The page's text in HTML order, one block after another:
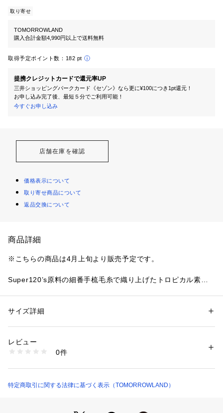
取り寄せ
TOMORROWLAND
購入合計金額4,990円以上で送料無料
取得予定ポイント数： 182 pt
提携クレジットカードで還元率UP
三井ショッピングパークカード《セゾン》なら更に¥100につき1pt還元！
お申し込み完了後、最短５分でご利用可能！
今すぐお申し込み
店舗在庫を確認
価格表示について
取り寄せ商品について
返品交換について
商品詳細
※こちらの商品は4月上旬より販売予定です。
Super120’s原料の細番手梳毛糸で織り上げたトロピカル素材
感や上品なツヤを保ちつつも、適度なハリをプラスしていま
かに着こなすカジュアルスタイルから、ビジネスシーンまで汎
用性の高さが魅力的な一枚。
ハーフスリーブシャツ：51-05-61-05001
性別：メンズ
素材：ウール100％
洗濯：手洗い、漂白不可、タンブル乾燥不可、自然乾燥、アイロン仕上げ
可、ドライ可、ウエットクリーニング可
商品番号：1095000028869 （モール）
サイズ詳細
レビュー
0件
特定商取引に関する法律に基づく表示（TOMORROWLAND）